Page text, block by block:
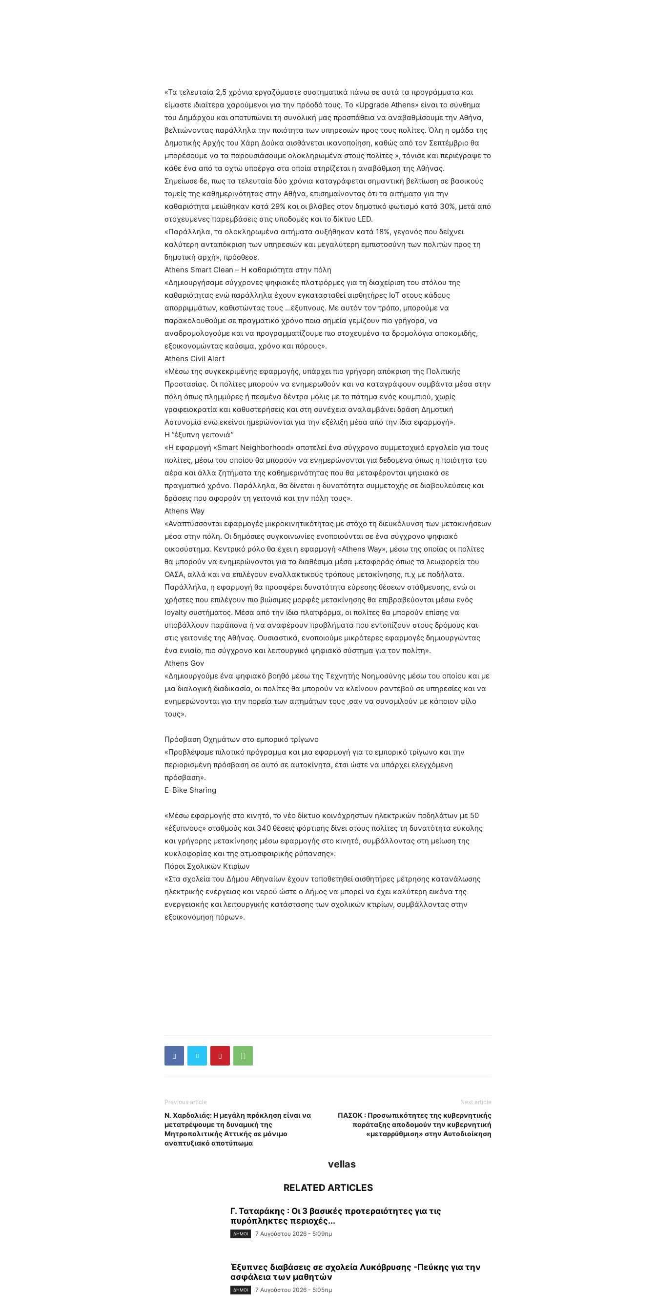
«Τα τελευταία 2,5 χρόνια εργαζόμαστε συστηματικά πάνω σε αυτά τα προγράμματα και
είμαστε ιδιαίτερα χαρούμενοι για την πρόοδό τους. Το «Upgrade Athens» είναι το σύνθημα
του Δημάρχου και αποτυπώνει τη συνολική μας προσπάθεια να αναβαθμίσουμε την Αθήνα,
βελτιώνοντας παράλληλα την ποιότητα των υπηρεσιών προς τους πολίτες. Όλη η ομάδα της
Δημοτικής Αρχής του Χάρη Δούκα αισθάνεται ικανοποίηση, καθώς από τον Σεπτέμβριο θα
μπορέσουμε να τα παρουσιάσουμε ολοκληρωμένα στους πολίτες », τόνισε και περιέγραψε το
κάθε ένα από τα οχτώ υποέργα στα οποία στηρίζεται η αναβάθμιση της Αθήνας.
Σημείωσε δε, πως τα τελευταία δύο χρόνια καταγράφεται σημαντική βελτίωση σε βασικούς
τομείς της καθημερινότητας στην Αθήνα, επισημαίνοντας ότι τα αιτήματα για την
καθαριότητα μειώθηκαν κατά 29% και οι βλάβες στον δημοτικό φωτισμό κατά 30%, μετά από
στοχευμένες παρεμβάσεις στις υποδομές και το δίκτυο LED.
«Παράλληλα, τα ολοκληρωμένα αιτήματα αυξήθηκαν κατά 18%, γεγονός που δείχνει
καλύτερη ανταπόκριση των υπηρεσιών και μεγαλύτερη εμπιστοσύνη των πολιτών προς τη
δημοτική αρχή», πρόσθεσε.
Athens Smart Clean – Η καθαριότητα στην πόλη
«Δημιουργήσαμε σύγχρονες ψηφιακές πλατφόρμες για τη διαχείριση του στόλου της
καθαριότητας ενώ παράλληλα έχουν εγκατασταθεί αισθητήρες IoT στους κάδους
απορριμμάτων, καθιστώντας τους …έξυπνους. Με αυτόν τον τρόπο, μπορούμε να
παρακολουθούμε σε πραγματικό χρόνο ποια σημεία γεμίζουν πιο γρήγορα, να
αναδρομολογούμε και να προγραμματίζουμε πιο στοχευμένα τα δρομολόγια αποκομιδής,
εξοικονομώντας καύσιμα, χρόνο και πόρους».
Athens Civil Alert
«Μέσω της συγκεκριμένης εφαρμογής, υπάρχει πιο γρήγορη απόκριση της Πολιτικής
Προστασίας. Οι πολίτες μπορούν να ενημερωθούν και να καταγράψουν συμβάντα μέσα στην
πόλη όπως πλημμύρες ή πεσμένα δέντρα μόλις με το πάτημα ενός κουμπιού, χωρίς
γραφειοκρατία και καθυστερήσεις και στη συνέχεια αναλαμβάνει δράση Δημοτική
Αστυνομία ενώ εκείνοι ημερώνονται για την εξέλιξη μέσα από την ίδια εφαρμογή».
Η ”έξυπνη γειτονιά”
«Η εφαρμογή «Smart Neighborhood» αποτελεί ένα σύγχρονο συμμετοχικό εργαλείο για τους
πολίτες, μέσω του οποίου θα μπορούν να ενημερώνονται για δεδομένα όπως η ποιότητα του
αέρα και άλλα ζητήματα της καθημερινότητας που θα μεταφέρονται ψηφιακά σε
πραγματικό χρόνο. Παράλληλα, θα δίνεται η δυνατότητα συμμετοχής σε διαβουλεύσεις και
δράσεις που αφορούν τη γειτονιά και την πόλη τους».
Athens Way
«Αναπτύσσονται εφαρμογές μικροκινητικότητας με στόχο τη διευκόλυνση των μετακινήσεων
μέσα στην πόλη. Οι δημόσιες συγκοινωνίες ενοποιούνται σε ένα σύγχρονο ψηφιακό
οικοσύστημα. Κεντρικό ρόλο θα έχει η εφαρμογή «Athens Way», μέσω της οποίας οι πολίτες
θα μπορούν να ενημερώνονται για τα διαθέσιμα μέσα μεταφοράς όπως τα λεωφορεία του
ΟΑΣΑ, αλλά και να επιλέγουν εναλλακτικούς τρόπους μετακίνησης, π.χ με ποδήλατα.
Παράλληλα, η εφαρμογή θα προσφέρει δυνατότητα εύρεσης θέσεων στάθμευσης, ενώ οι
χρήστες που επιλέγουν πιο βιώσιμες μορφές μετακίνησης θα επιβραβεύονται μέσω ενός
loyalty συστήματος. Μέσα από την ίδια πλατφόρμα, οι πολίτες θα μπορούν επίσης να
υποβάλλουν παράπονα ή να αναφέρουν προβλήματα που εντοπίζουν στους δρόμους και
στις γειτονιές της Αθήνας. Ουσιαστικά, ενοποιούμε μικρότερες εφαρμογές δημιουργώντας
ένα ενιαίο, πιο σύγχρονο και λειτουργικό ψηφιακό σύστημα για τον πολίτη».
Athens Gov
«Δημιουργούμε ένα ψηφιακό βοηθό μέσω της Τεχνητής Νοημοσύνης μέσω του οποίου και με
μια διαλογική διαδικασία, οι πολίτες θα μπορούν να κλείνουν ραντεβού σε υπηρεσίες και να
ενημερώνονται για την πορεία των αιτημάτων τους ,σαν να συνομιλούν με κάποιον φίλο
τους».
Πρόσβαση Οχημάτων στο εμπορικό τρίγωνο
«Προβλέψαμε πιλοτικό πρόγραμμα και μια εφαρμογή για το εμπορικό τρίγωνο και την
περιορισμένη πρόσβαση σε αυτό σε αυτοκίνητα, έτσι ώστε να υπάρχει ελεγχόμενη
πρόσβαση».
E-Bike Sharing
«Μέσω εφαρμογής στο κινητό, το νέο δίκτυο κοινόχρηστων ηλεκτρικών ποδηλάτων με 50
«έξυπνους» σταθμούς και 340 θέσεις φόρτισης δίνει στους πολίτες τη δυνατότητα εύκολης
και γρήγορης μετακίνησης μέσω εφαρμογής στο κινητό, συμβάλλοντας στη μείωση της
κυκλοφορίας και της ατμοσφαιρικής ρύπανσης».
Πόροι Σχολικών Κτιρίων
«Στα σχολεία του Δήμου Αθηναίων έχουν τοποθετηθεί αισθητήρες μέτρησης κατανάλωσης
ηλεκτρικής ενέργειας και νερού ώστε ο Δήμος να μπορεί να έχει καλύτερη εικόνα της
ενεργειακής και λειτουργικής κατάστασης των σχολικών κτιρίων, συμβάλλοντας στην
εξοικονόμηση πόρων».
Previous article
Ν. Χαρδαλιάς: Η μεγάλη πρόκληση είναι να
μετατρέψουμε τη δυναμική της
Μητροπολιτικής Αττικής σε μόνιμο
αναπτυξιακό αποτύπωμα
Next article
ΠΑΣΟΚ : Προσωπικότητες της κυβερνητικής
παράταξης αποδομούν την κυβερνητική
«μεταρρύθμιση» στην Αυτοδιοίκηση
vellas
RELATED ARTICLES
Γ. Ταταράκης : Οι 3 βασικές προτεραιότητες για τις
πυρόπληκτες περιοχές...
ΔΉΜΟΙ 7 Αυγούστου 2026 - 5:09πμ
Έξυπνες διαβάσεις σε σχολεία Λυκόβρυσης -Πεύκης για την
ασφάλεια των μαθητών
ΔΉΜΟΙ 7 Αυγούστου 2026 - 5:05πμ